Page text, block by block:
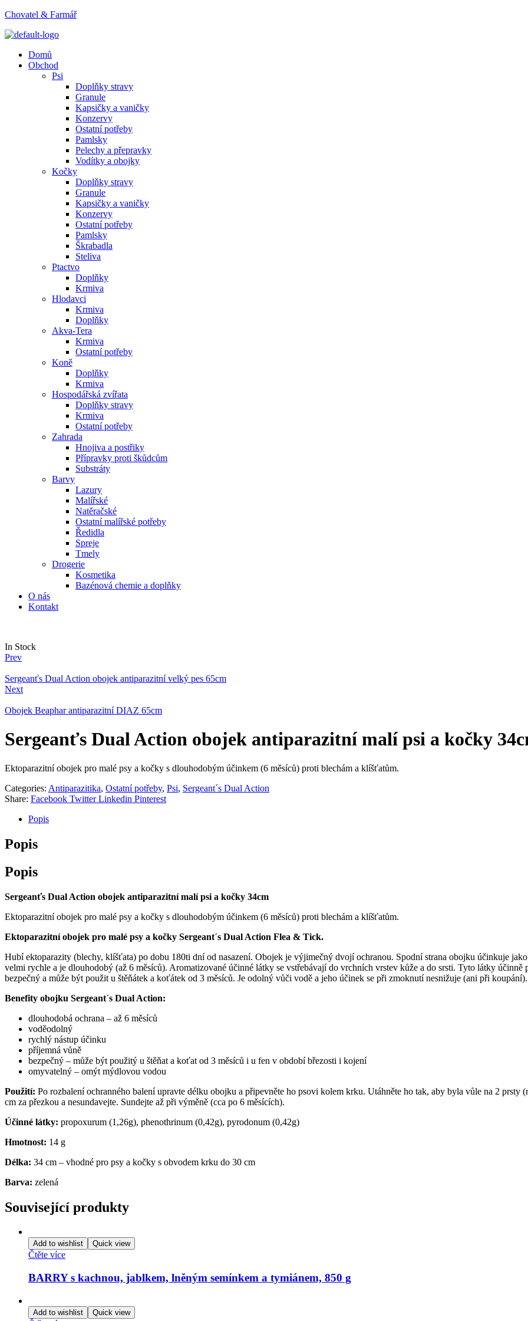
Chovatel & Farmář
Menu
Domů
Obchod
Psi
Doplňky stravy
Granule
Kapsičky a vaničky
Konzervy
Ostatní potřeby
Pamlsky
Pelechy a přepravky
Vodítky a obojky
Kočky
Doplňky stravy
Granule
Kapsičky a vaničky
Konzervy
Ostatní potřeby
Pamlsky
Škrabadla
Steliva
Ptactvo
Doplňky
Krmiva
Hlodavci
Krmiva
Doplňky
Akva-Tera
Krmiva
Ostatní potřeby
Koně
Doplňky
Krmiva
Hospodářská zvířata
Doplňky stravy
Krmiva
Ostatní potřeby
Zahrada
Hnojiva a postřiky
Přípravky proti škůdcům
Substráty
Barvy
Lazury
Malířské
Natěračské
Ostatní malířské potřeby
Ředidla
Spreje
Tmely
Drogerie
Kosmetika
Bazénová chemie a doplňky
O nás
Kontakt
Availability:
In Stock
Prev
Sergeanťs Dual Action obojek antiparazitní velký pes 65cm
Next
Obojek Beaphar antiparazitní DIAZ 65cm
Sergeanťs Dual Action obojek antiparazitní malí psi a kočky
Ektoparazitní obojek pro malé psy a kočky s dlouhodobým účinkem (6 měsíců) proti blechám a klíšťatům.
Categories: Antiparazitika, Ostatní potřeby, Psi, Sergeant´s Dual Action
Share: Facebook Twitter Linkedin Pinterest
Popis
Popis
Popis
Sergeanťs Dual Action obojek antiparazitní malí psi a kočky 34cm
Ektoparazitní obojek pro malé psy a kočky s dlouhodobým účinkem (6 měsíců) proti blechám a klíšťatům.
Ektoparazitní obojek pro malé psy a kočky Sergeant´s Dual Action Flea & Tick.
Hubí ektoparazity (blechy, klíšťata) po dobu 180ti dní od nasazení. Obojek je výjimečný dvojí ochranou. Spodní strana obojku účinkuje
velmi rychle a je dlouhodobý (až 6 měsíců). Aromatizované účinné látky se vstřebávají do vrchních vrstev kůže a do srsti. Tyto látky
bezpečný a může být použit u štěňátek a koťátek od 3 měsíců. Je odolný vůči vodě a jeho účinek se při zmoknutí nesnižuje (ani při koupání).
Benefity obojku Sergeant´s Dual Action:
dlouhodobá ochrana – až 6 měsíců
voděodolný
rychlý nástup účinku
příjemná vůně
bezpečný – může být použitý u štěňat a koťat od 3 měsíců i u fen v období březosti i kojení
omyvatelný – omýt mýdlovou vodou
Použití: Po rozbalení ochranného balení upravte délku obojku a připevněte ho psovi kolem krku. Utáhněte ho tak, aby byla vůle na 2
cm za přezkou a nesundavejte. Sundejte až při výměně (cca po 6 měsících).
Účinné látky: propoxurum (1,26g), phenothrinum (0,42g), pyrodonum (0,42g)
Hmotnost: 14 g
Délka: 34 cm – vhodné pro psy a kočky s obvodem krku do 30 cm
Barva: zelená
Související produkty
Add to wishlist Quick view
Čtěte více
BARRY s kachnou, jablkem, lněným semínkem a tymiánem, 850 g
Add to wishlist Quick view